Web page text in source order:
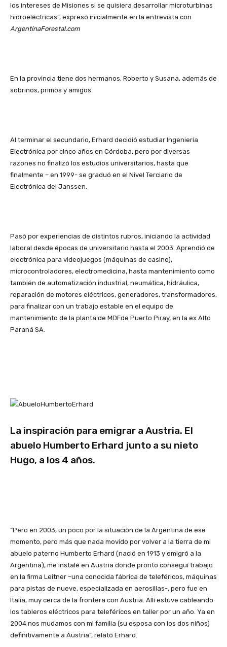
los intereses de Misiones si se quisiera desarrollar microturbinas
hidroeléctricas”, expresó inicialmente en la entrevista con
ArgentinaForestal.com
En la provincia tiene dos hermanos, Roberto y Susana, además de
sobrinos, primos y amigos.
Al terminar el secundario, Erhard decidió estudiar Ingeniería
Electrónica por cinco años en Córdoba, pero por diversas
razones no finalizó los estudios universitarios, hasta que
finalmente – en 1999- se graduó en el Nivel Terciario de
Electrónica del Janssen.
Pasó por experiencias de distintos rubros, iniciando la actividad
laboral desde épocas de universitario hasta el 2003. Aprendió de
electrónica para videojuegos (máquinas de casino),
microcontroladores, electromedicina, hasta mantenimiento como
también de automatización industrial, neumática, hidráulica,
reparación de motores eléctricos, generadores, transformadores,
para finalizar con un trabajo estable en el equipo de
mantenimiento de la planta de MDFde Puerto Piray, en la ex Alto
Paraná SA.
La inspiración para emigrar a Austria. El
abuelo Humberto Erhard junto a su nieto
Hugo, a los 4 años.
“Pero en 2003, un poco por la situación de la Argentina de ese
momento, pero más que nada movido por volver a la tierra de mi
abuelo paterno Humberto Erhard (nació en 1913 y emigró a la
Argentina), me instalé en Austria donde pronto conseguí trabajo
en la firma Leitner –una conocida fábrica de teleféricos, máquinas
para pistas de nueve, especializada en aerosillas-, pero fue en
Italia, muy cerca de la frontera con Austria. Allí estuve cableando
los tableros eléctricos para teleféricos en taller por un año. Ya en
2004 nos mudamos con mi familia (su esposa con los dos niños)
definitivamente a Austria”, relató Erhard.